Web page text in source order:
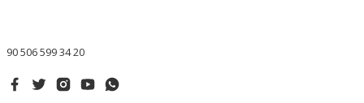
90 506 599 34 20